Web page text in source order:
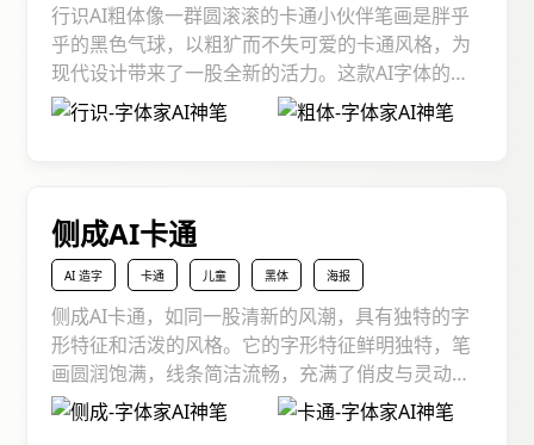
行识AI粗体像一群圆滚滚的卡通小伙伴笔画是胖乎
乎的黑色气球，以粗犷而不失可爱的卡通风格，为
现代设计带来了一股全新的活力。这款AI字体的字
形特征在于其厚重的笔画和圆润的边角，给人一种
坚实而友好的感觉。不管是打造儿童文创、设计潮
欢派对，让每个字都像会跳的胖嘟嘟小方块
侧成AI卡通
AI 造字 卡通 儿童 黑体 海报
侧成AI卡通，如同一股清新的风潮，具有独特的字
形特征和活泼的风格。它的字形特征鲜明独特，笔
画圆润饱满，线条简洁流畅，充满了俏皮与灵动之
感。有着卡通形象般的可爱气质，却又并非单纯的
随意涂鸦，在可爱之中透着AI造字精心雕琢的规整